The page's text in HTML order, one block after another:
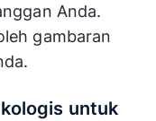
Anda.
gambaran
untuk